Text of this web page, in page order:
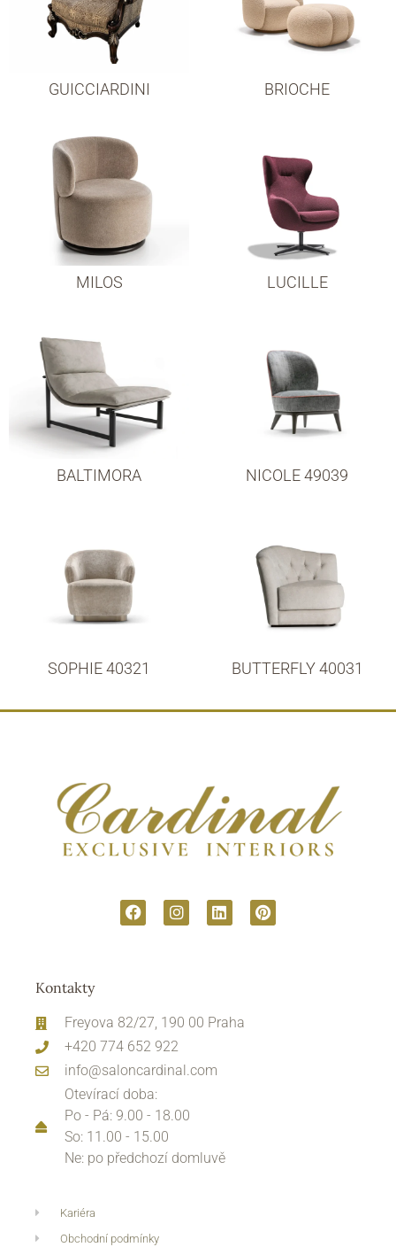
GUICCIARDINI BRIOCHE
MILOS LUCILLE
BALTIMORA NICOLE 49039
SOPHIE 40321 BUTTERFLY 40031
Kontakty
Freyova 82/27, 190 00 Praha
+420 774 652 922
info@saloncardinal.com
Otevírací doba:
Po - Pá: 9.00 - 18.00
So: 11.00 - 15.00
Ne: po předchozí domluvě
Kariéra
Obchodní podmínky